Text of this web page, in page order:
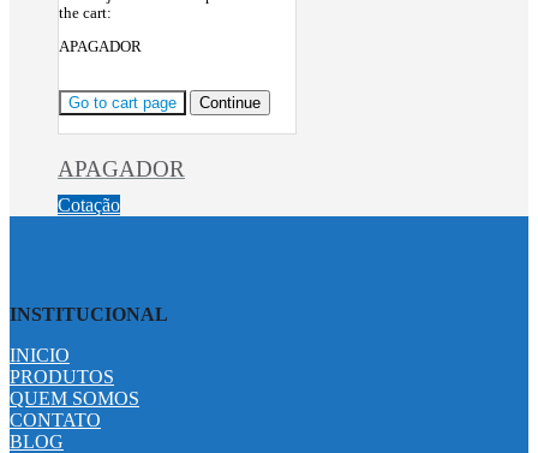
the cart:
APAGADOR
Go to cart page Continue
APAGADOR
Cotação
INSTITUCIONAL
INICIO
PRODUTOS
QUEM SOMOS
CONTATO
BLOG